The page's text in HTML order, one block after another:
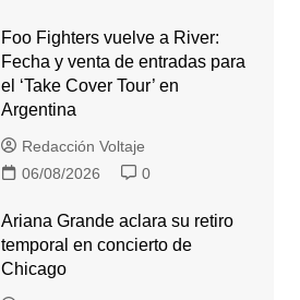
Foo Fighters vuelve a River:
Fecha y venta de entradas para
el ‘Take Cover Tour’ en
Argentina
Redacción Voltaje
06/08/2026
0
Ariana Grande aclara su retiro
temporal en concierto de
Chicago